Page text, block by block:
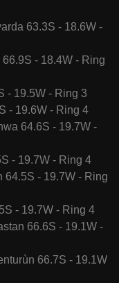
63.3S - 18.6W -
- 18.4W - Ring
- 19.5W - Ring 3
- 19.6W - Ring 4
64.6S - 19.7W -
- 19.7W - Ring 4
64.5S - 19.7W - Ring
- 19.7W - Ring 4
66.6S - 19.1W -
66.7S - 19.1W